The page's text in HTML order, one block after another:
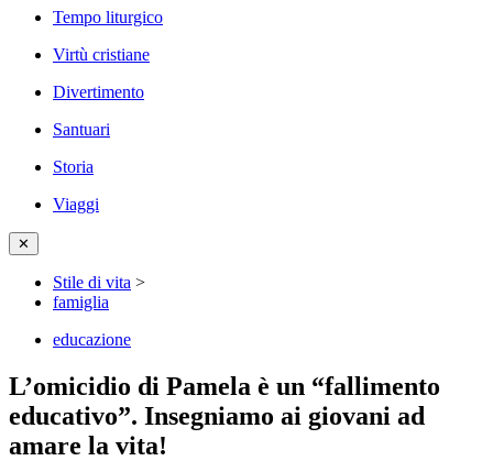
Tempo liturgico
Virtù cristiane
Divertimento
Santuari
Storia
Viaggi
✕
Stile di vita >
famiglia
educazione
L’omicidio di Pamela è un “fallimento
educativo”. Insegniamo ai giovani ad
amare la vita!